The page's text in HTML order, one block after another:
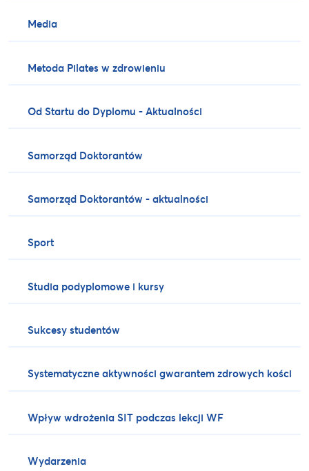
Media
Metoda Pilates w zdrowieniu
Od Startu do Dyplomu - Aktualności
Samorząd Doktorantów
Samorząd Doktorantów - aktualności
Sport
Studia podyplomowe i kursy
Sukcesy studentów
Systematyczne aktywności gwarantem zdrowych kości
Wpływ wdrożenia SIT podczas lekcji WF
Wydarzenia